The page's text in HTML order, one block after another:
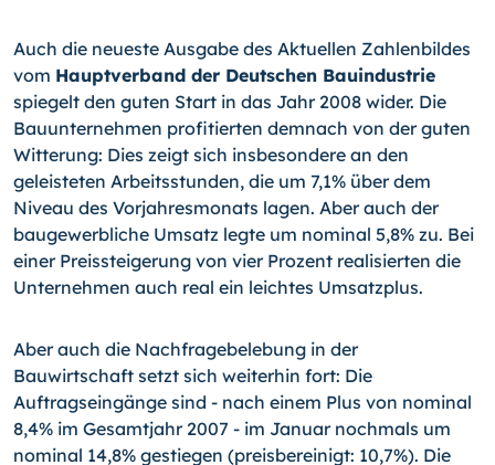
Auch die neueste Ausgabe des Aktuellen Zahlenbildes
vom Hauptverband der Deutschen Bauindustrie
spiegelt den guten Start in das Jahr 2008 wider. Die
Bauunternehmen profitierten demnach von der guten
Witterung: Dies zeigt sich insbesondere an den
geleisteten Arbeitsstunden, die um 7,1% über dem
Niveau des Vorjahresmonats lagen. Aber auch der
baugewerbliche Umsatz legte um nominal 5,8% zu. Bei
einer Preissteigerung von vier Prozent realisierten die
Unternehmen auch real ein leichtes Umsatzplus.
Aber auch die Nachfragebelebung in der
Bauwirtschaft setzt sich weiterhin fort: Die
Auftragseingänge sind - nach einem Plus von nominal
8,4% im Gesamtjahr 2007 - im Januar nochmals um
nominal 14,8% gestiegen (preisbereinigt: 10,7%). Die